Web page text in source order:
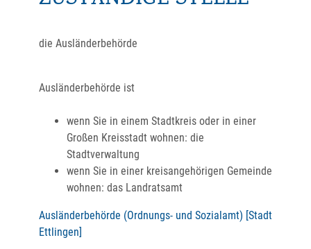
die Ausländerbehörde
Ausländerbehörde ist
wenn Sie in einem Stadtkreis oder in einer
Großen Kreisstadt wohnen: die
Stadtverwaltung
wenn Sie in einer kreisangehörigen Gemeinde
wohnen: das Landratsamt
Ausländerbehörde (Ordnungs- und Sozialamt) [Stadt
Ettlingen]